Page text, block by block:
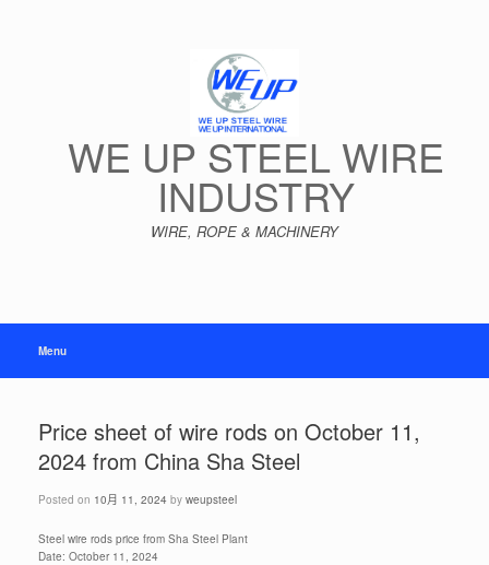
WE UP STEEL WIRE
INDUSTRY
WIRE, ROPE & MACHINERY
Menu
Price sheet of wire rods on October 11,
2024 from China Sha Steel
Posted on 10月 11, 2024 by weupsteel
Steel wire rods price from Sha Steel Plant
Date: October 11, 2024